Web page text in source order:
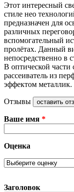
Этот интересный
стиле нео
предназначен для
различных
вспомогательный
пролётах. Данный
непосредственно в
В оптической части
рассеиватель из
эффектом
Отзывы оставить
Ваше имя *
Оценка
Заголовок